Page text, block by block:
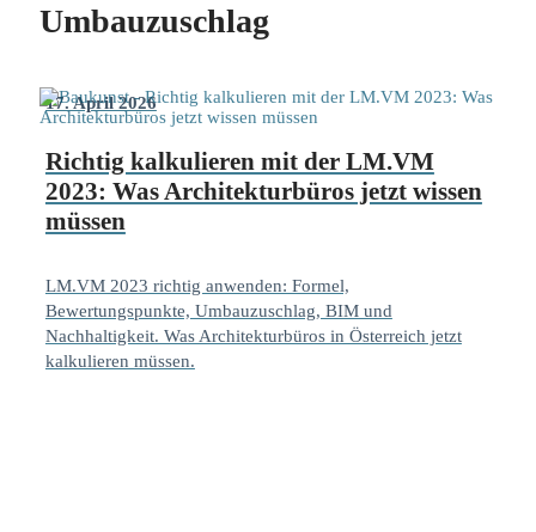
Umbauzuschlag
17. April 2026
Richtig kalkulieren mit der LM.VM
2023: Was Architekturbüros jetzt wissen
müssen
LM.VM 2023 richtig anwenden: Formel,
Bewertungspunkte, Umbauzuschlag, BIM und
Nachhaltigkeit. Was Architekturbüros in Österreich jetzt
kalkulieren müssen.